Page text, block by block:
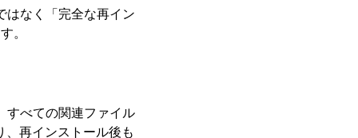
なく「完全な再イン
。
すべての関連ファイル
再インストール後も